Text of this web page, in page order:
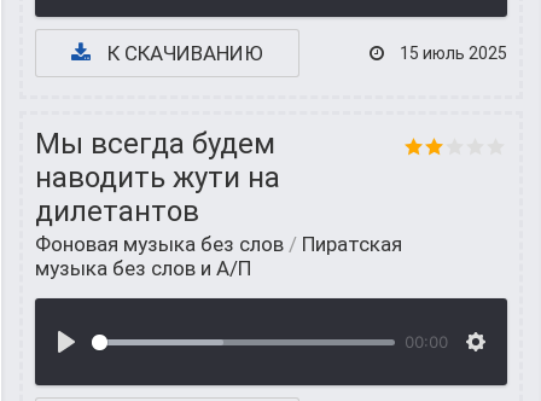
К СКАЧИВАНИЮ 15 июль 2025
Мы всегда будем
наводить жути на
дилетантов
Фоновая музыка без слов / Пиратская
музыка без слов и А/П
00:00